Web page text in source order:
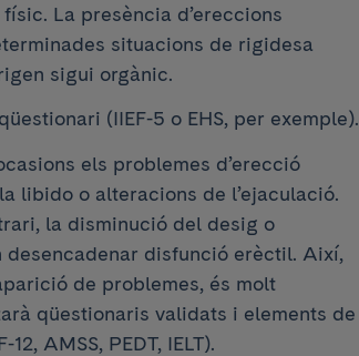
La presència d’ereccions
situacions de rigidesa
sigui orgànic.
(IIEF-5 o EHS, per exemple).
els problemes d’erecció
libido o alteracions de l’ejaculació.
la disminució del desig o
desencadenar disfunció erèctil. Així,
de problemes, és molt
qüestionaris validats i elements de
AMSS, PEDT, IELT).